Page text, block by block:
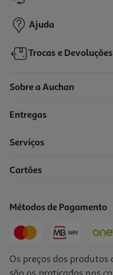
Ajuda
Trocas e Devoluções
Sobre a Auchan
Entregas
Serviços
Cartões
Métodos de Pagamento
Os preços dos